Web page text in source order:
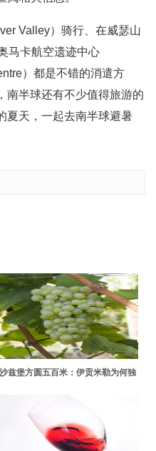
Valley）骑行、在威瑟山
马卡航空遗迹中心
）都是不错的消遣方
半球还有不少值得旅游的
夏天，一起去南半球避暑
沙兹堡方圆五百米：伊贡米勒为何独